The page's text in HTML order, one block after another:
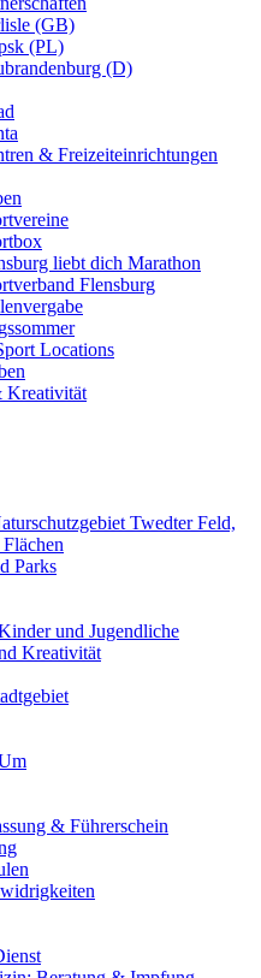
(GB)
(PL)
(D)
& Freizeiteinrichtungen
liebt dich Marathon
Flensburg
Locations
Kreativität
Twedter Feld,
Parks
und Jugendliche
Kreativität
& Führerschein